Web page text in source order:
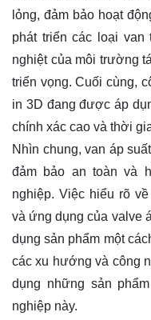
lỏng, đảm bảo hoạt
phát triển các loại
nghiệt của môi trường
triển vọng. Cuối cùng,
in 3D đang được áp
chính xác cao và thời
Nhìn chung, van áp
đảm bảo an toàn và
nghiệp. Việc hiểu rõ
và ứng dụng của valve
dụng sản phẩm một
các xu hướng và công
dụng những sản
nghiệp này.